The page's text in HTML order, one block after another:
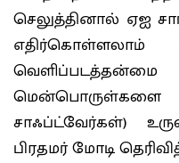
செலுத்தினால் ஏஐ
சாஃப்ட்வேர்கள்)
பிரதமர் மோடி